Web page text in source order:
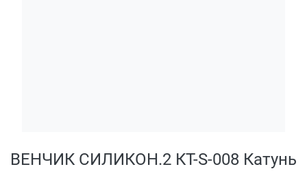
ВЕНЧИК СИЛИКОН.2 КТ-S-008 Катунь